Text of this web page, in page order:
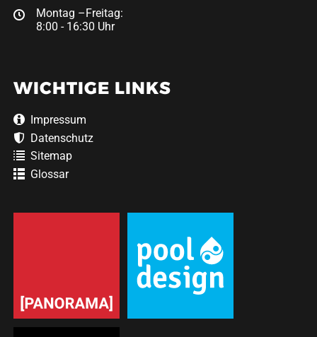
Montag –Freitag:
8:00 - 16:30 Uhr
WICHTIGE LINKS
Impressum
Datenschutz
Sitemap
Glossar